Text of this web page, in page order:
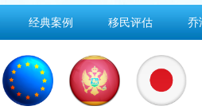
经典案例 移民评估 乔